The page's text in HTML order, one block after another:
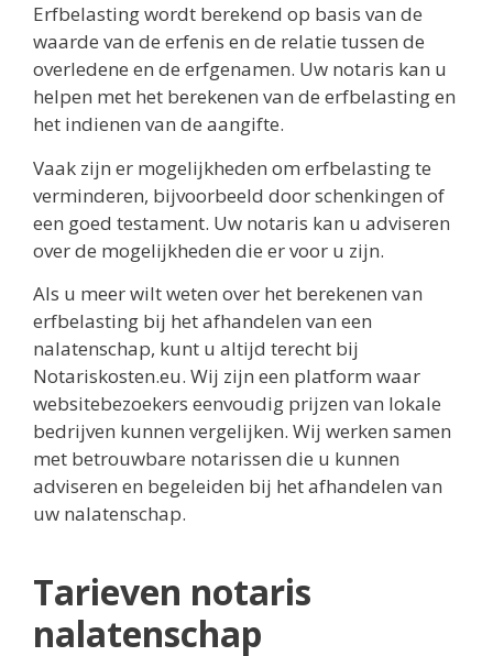
Erfbelasting wordt berekend op basis van de
waarde van de erfenis en de relatie tussen de
overledene en de erfgenamen. Uw notaris kan u
helpen met het berekenen van de erfbelasting en
het indienen van de aangifte.
Vaak zijn er mogelijkheden om erfbelasting te
verminderen, bijvoorbeeld door schenkingen of
een goed testament. Uw notaris kan u adviseren
over de mogelijkheden die er voor u zijn.
Als u meer wilt weten over het berekenen van
erfbelasting bij het afhandelen van een
nalatenschap, kunt u altijd terecht bij
Notariskosten.eu. Wij zijn een platform waar
websitebezoekers eenvoudig prijzen van lokale
bedrijven kunnen vergelijken. Wij werken samen
met betrouwbare notarissen die u kunnen
adviseren en begeleiden bij het afhandelen van
uw nalatenschap.
Tarieven notaris
nalatenschap